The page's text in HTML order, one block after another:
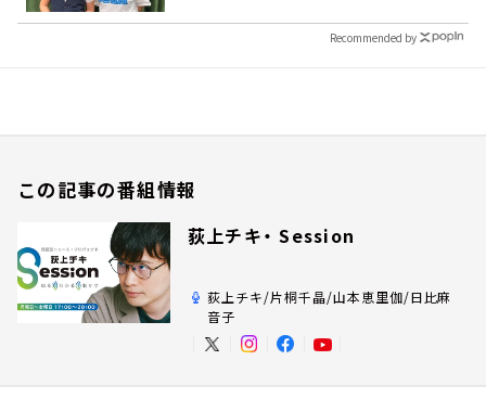
Recommended by
この記事の番組情報
荻上チキ・ Session
荻上チキ/片桐千晶/山本恵里伽/日比麻
音子